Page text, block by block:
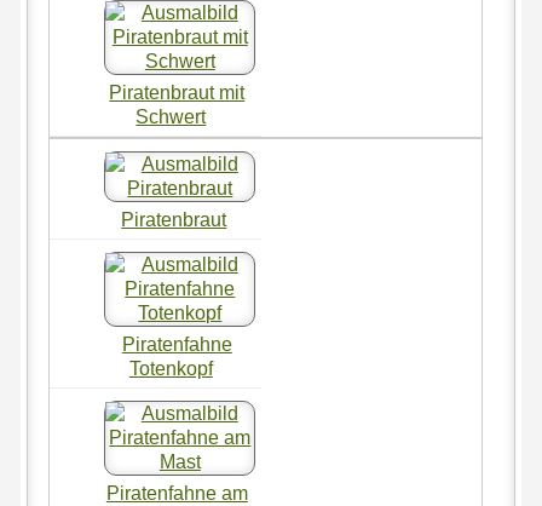
Piratenbraut mit
Schwert
Piratenbraut
Piratenfahne
Totenkopf
Piratenfahne am